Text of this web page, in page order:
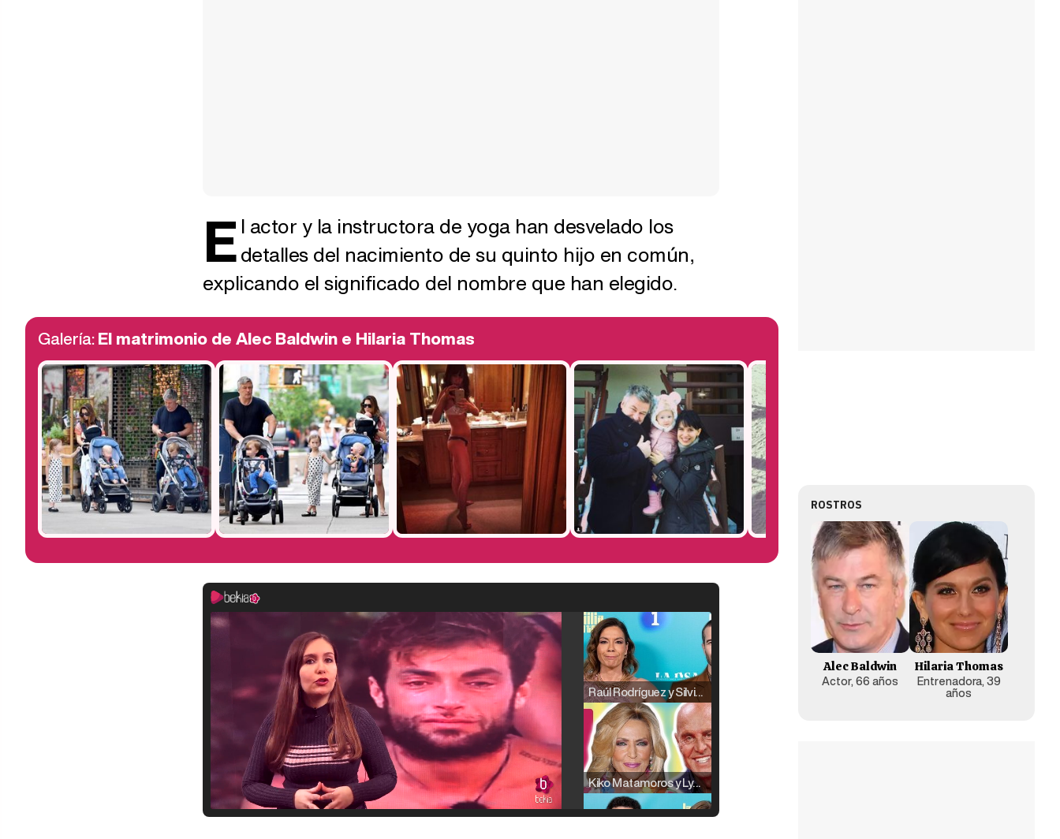
El actor y la instructora de yoga han desvelado los
detalles del nacimiento de su quinto hijo en común,
explicando el significado del nombre que han elegido.
Galería:El matrimonio de Alec Baldwin e Hilaria Thomas
Raúl Rodríguez y Silvia Taulés nos cuentan su papel en 'La familia de la tele'
Kiko Matamoros y Lydia Lozano: "Nuestro público es de todas las edades y RTVE tiene un público muy pegado a las novelas, al que tenemos que captar"
ROSTROS
Alec Baldwin
Actor, 66 años
Hilaria Thomas
Entrenadora, 39
años